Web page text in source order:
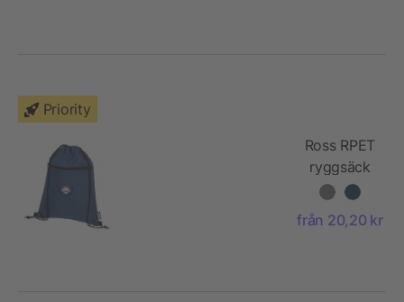
Priority
Ross RPET
ryggsäck
med
från 20,20 kr